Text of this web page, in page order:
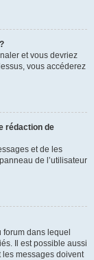
et vous devriez
vous accéderez
rédaction de
et de les
de l’utilisateur
dans lequel
Il est possible aussi
les messages doivent